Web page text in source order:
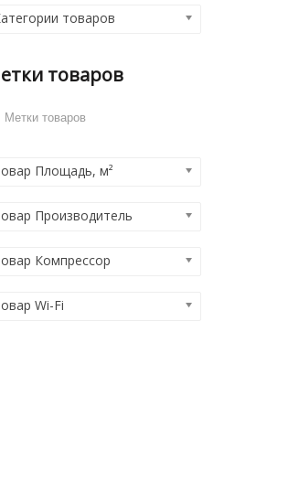
товаров
товаров
Площадь, м²
Производитель
Компрессор
Wi-Fi